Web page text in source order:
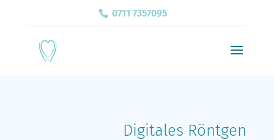
0711 7357095
Digitales Röntgen